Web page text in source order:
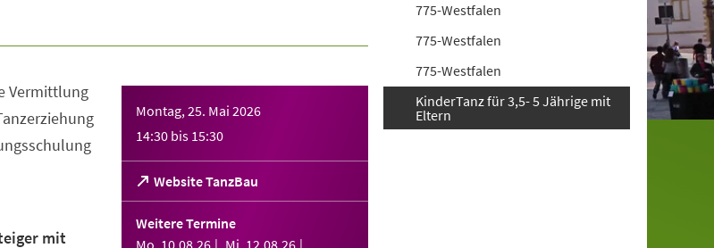
Montag, 25. Mai 2026
14:30 bis 15:30
Website TanzBau
(Öffnet
in
einem
Weitere Termine
Mo, 10.08.26 Mi, 12.08.26
Vermittlung
mit
775-Westfalen
775-Westfalen
775-Westfalen
KinderTanz für 3,5- 5 Jährige mit
Eltern